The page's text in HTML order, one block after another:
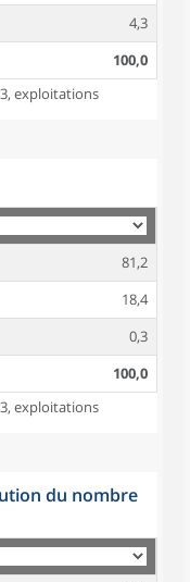
4,3
100,0
exploitations
81,2
18,4
0,3
100,0
exploitations
du nombre